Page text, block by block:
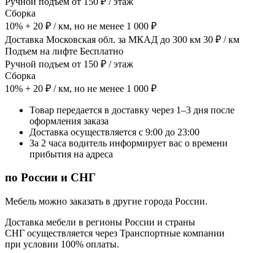
Сборка
10% + 20 ₽ / км, но не менее 1 000 ₽
Доставка Московская обл. за МКАД до 300 км 30 ₽ / км
Подъем на лифте Бесплатно
Ручной подъем от 150 ₽ / этаж
Сборка
10% + 20 ₽ / км, но не менее 1 000 ₽
Товар передается в доставку через 1–3 дня после
оформления заказа
Доставка осуществляется с 9:00 до 23:00
За 2 часа водитель информирует вас о времени
прибытия на адреса
по России и СНГ
Мебель можно заказать в другие города России.
Доставка мебели в регионы России и страны
СНГ осуществляется через Транспортные компании
при условии 100% оплаты.